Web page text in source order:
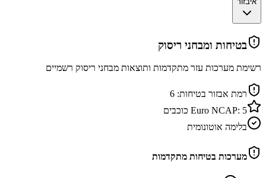
בטיחות ומבחני ריסוק
רשימת מערכות עזר מתקדמות ותוצאות מבחני ריסוק רשמיים
רמת אבזור בטיחות: 6
Euro NCAP: 5
כוכבים
בלימה אוטונומית
מערכות בטיחות מתקדמות